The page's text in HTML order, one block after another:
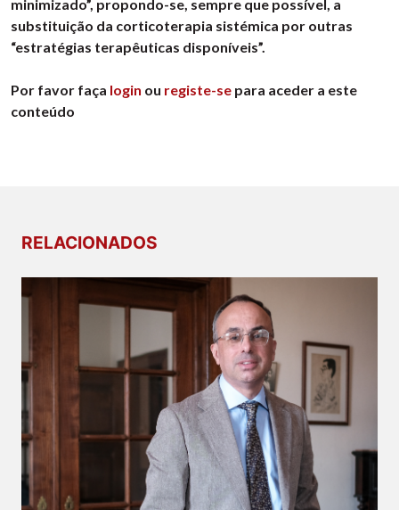
minimizado”, propondo-se, sempre que possível, a
substituição da corticoterapia sistémica por outras
“estratégias terapêuticas disponíveis”.
Por favor faça login ou registe-se para aceder a este
conteúdo
RELACIONADOS